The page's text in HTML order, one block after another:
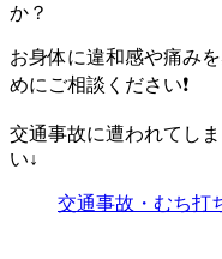
か？
お身体に違和感や痛み
めにご相談ください❗️
交通事故に遭われてし
い↓
交通事故・むち打